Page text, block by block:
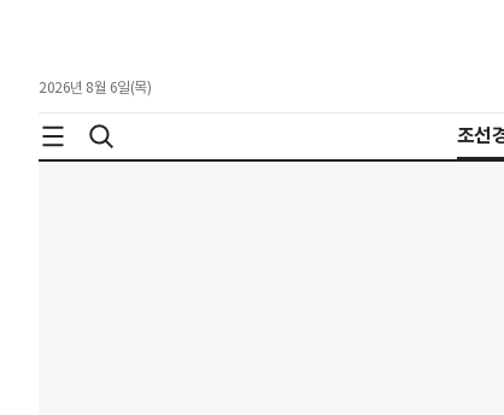
2026년 8월 6일(목)
조선